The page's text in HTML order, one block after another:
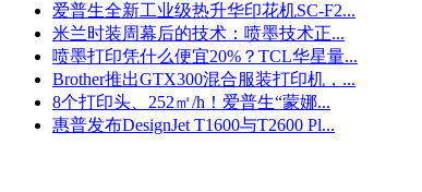
爱普生全新工业级热升华印花机SC-F2...
米兰时装周幕后的技术：喷墨技术正...
喷墨打印凭什么便宜20%？TCL华星量...
Brother推出GTX300混合服装打印机，...
8个打印头、252㎡/h！爱普生“蒙娜...
惠普发布DesignJet T1600与T2600 Pl...